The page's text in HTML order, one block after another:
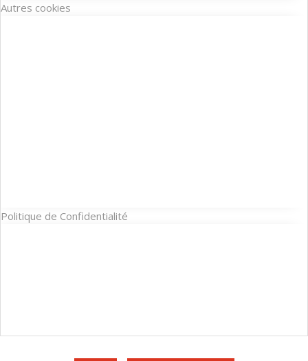
Autres cookies
Politique de Confidentialité